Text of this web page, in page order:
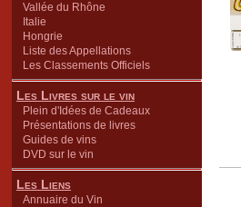
Vallée du Rhône
Italie
Hongrie
Liste des Appellations
Les Classements Officiels
Les Livres sur le vin
Plein d'Idées de Cadeaux
Présentations de livres
Guides de vins
DVD sur le vin
Les Liens
Annuaire du Vin